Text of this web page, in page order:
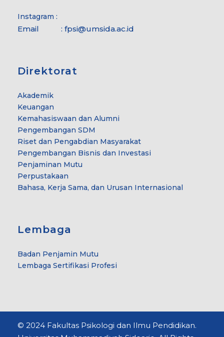
Instagram :
Email : fpsi@umsida.ac.id
Direktorat
Akademik
Keuangan
Kemahasiswaan dan Alumni
Pengembangan SDM
Riset dan Pengabdian Masyarakat
Pengembangan Bisnis dan Investasi
Penjaminan Mutu
Perpustakaan
Bahasa, Kerja Sama, dan Urusan Internasional
Lembaga
Badan Penjamin Mutu
Lembaga Sertifikasi Profesi
© 2024 Fakultas Psikologi dan Ilmu Pendidikan.